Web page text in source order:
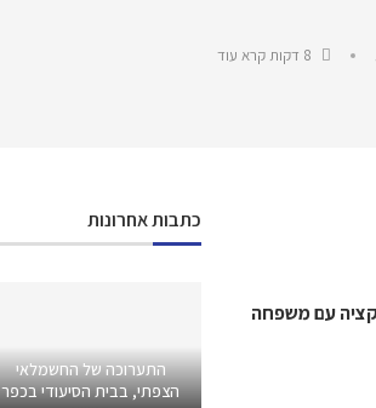
עם משפחה
כתבות אחרונות
התערוכה של החשמלאי
הצפתי, בבית הסיעודי בכפר